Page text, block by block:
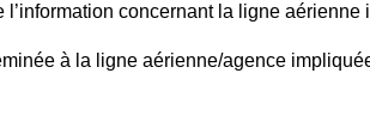
l’information concernant la ligne
à la ligne aérienne/agence